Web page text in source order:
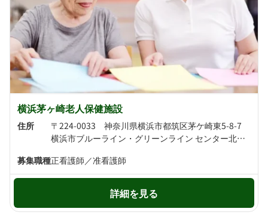
横浜茅ヶ崎老人保健施設
住所
〒224-0033 神奈川県横浜市都筑区茅ケ崎東5-8-7
横浜市ブルーライン・グリーンライン センター北駅より徒歩11分 グリーンライン センター南駅より徒歩11分
募集職種正看護師／准看護師
詳細を見る